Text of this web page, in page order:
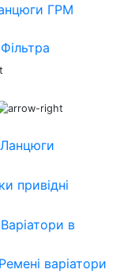
ГРМ
Фільтра
Ланцюги
привідні
Варіатори в
Ремені варіатори